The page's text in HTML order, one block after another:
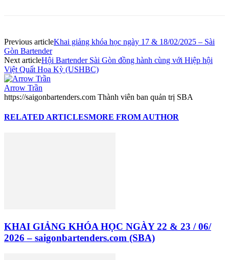
Previous articleKhai giảng khóa học ngày 17 & 18/02/2025 – Sài
Gòn Bartender
Next articleHội Bartender Sài Gòn đồng hành cùng với Hiệp hội
Việt Quất Hoa Kỳ (USHBC)
Arrow Trần
https://saigonbartenders.com Thành viên ban quản trị SBA
RELATED ARTICLESMORE FROM AUTHOR
KHAI GIẢNG KHÓA HỌC NGÀY 22 & 23 / 06/
2026 – saigonbartenders.com (SBA)